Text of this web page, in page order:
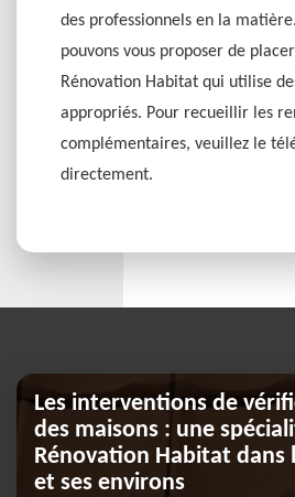
des professionnels en la
pouvons vous proposer de
Rénovation Habitat qui utilise
appropriés. Pour recueillir les
complémentaires, veuillez le
directement.
Les interventions de
des maisons : une
Rénovation Habitat dans
et ses environs